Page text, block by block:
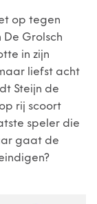
op tegen
De Grolsch
in zijn
liefst acht
Steijn de
rij scoort
speler die
gaat de